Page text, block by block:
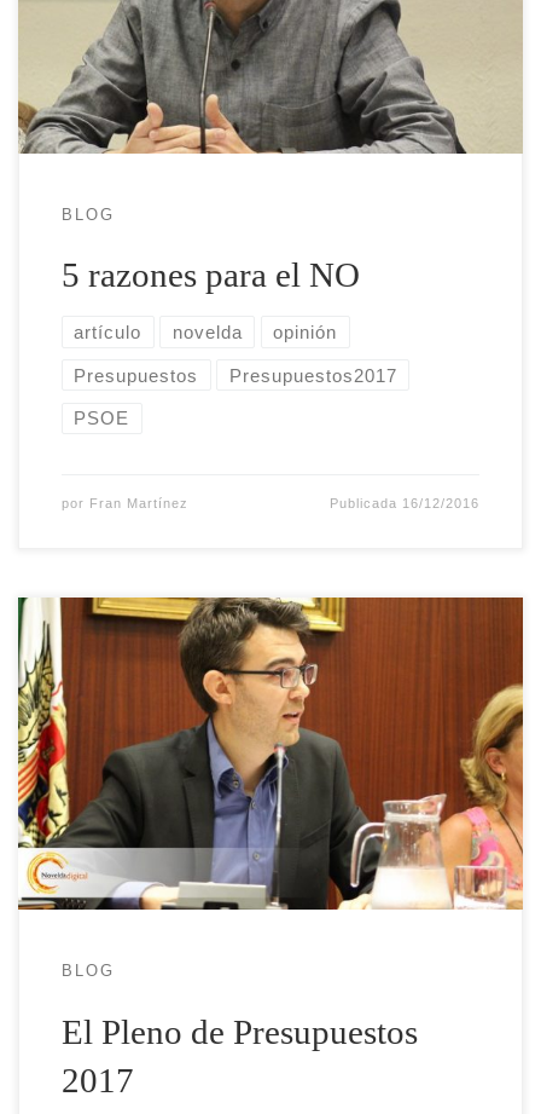
importantes puesto que son la hoja de ruta donde se
plasman las intenciones del equipo de gobierno al frente,
es decir, donde se recogen las […]
BLOG
5 razones para el NO
artículo novelda opinión
Presupuestos Presupuestos2017
PSOE
por Fran Martínez Publicada 16/12/2016
El pasado jueves 1 de diciembre tuvo lugar el pleno
extraordinario en el que se llevaba para debate y
aprobación la Plantilla y Catálogo de puestos de Trabajo
para el ejercicio 2017 y el Presupuesto Municipal del año
2017. Os dejo mis intervenciones en ambos puntos puesto
que pienso que […]
BLOG
El Pleno de Presupuestos
2017